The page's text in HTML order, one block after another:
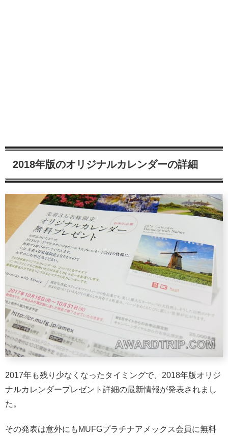
2018年版のオリジナルカレンダーの詳細
2017年も残り少なくなったタイミングで、2018年版オリジ
ナルカレンダープレゼント詳細の最新情報が発表されまし
た。
その発表は意外にもMUFGプラチナアメックス会員に無料